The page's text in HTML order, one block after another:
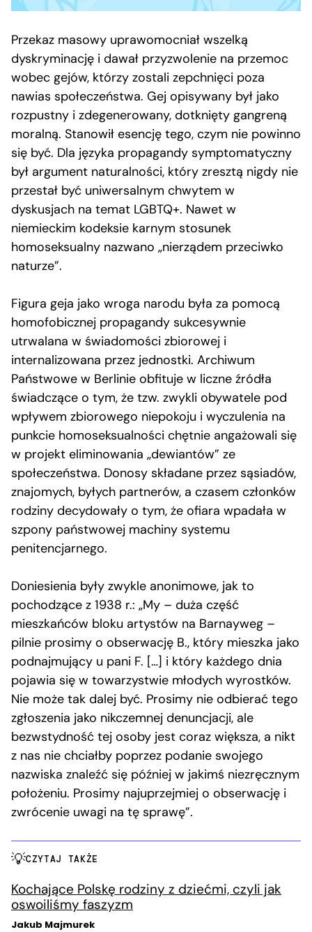
Przekaz masowy uprawomocniał wszelką
dyskryminację i dawał przyzwolenie na przemoc
wobec gejów, którzy zostali zepchnięci poza
nawias społeczeństwa. Gej opisywany był jako
rozpustny i zdegenerowany, dotknięty gangreną
moralną. Stanowił esencję tego, czym nie powinno
się być. Dla języka propagandy symptomatyczny
był argument naturalności, który zresztą nigdy nie
przestał być uniwersalnym chwytem w
dyskusjach na temat LGBTQ+. Nawet w
niemieckim kodeksie karnym stosunek
homoseksualny nazwano „nierządem przeciwko
naturze”.
Figura geja jako wroga narodu była za pomocą
homofobicznej propagandy sukcesywnie
utrwalana w świadomości zbiorowej i
internalizowana przez jednostki. Archiwum
Państwowe w Berlinie obfituje w liczne źródła
świadczące o tym, że tzw. zwykli obywatele pod
wpływem zbiorowego niepokoju i wyczulenia na
punkcie homoseksualności chętnie angażowali się
w projekt eliminowania „dewiantów” ze
społeczeństwa. Donosy składane przez sąsiadów,
znajomych, byłych partnerów, a czasem członków
rodziny decydowały o tym, że ofiara wpadała w
szpony państwowej machiny systemu
penitencjarnego.
Doniesienia były zwykle anonimowe, jak to
pochodzące z 1938 r.: „My – duża część
mieszkańców bloku artystów na Barnayweg –
pilnie prosimy o obserwację B., który mieszka jako
podnajmujący u pani F. […] i który każdego dnia
pojawia się w towarzystwie młodych wyrostków.
Nie może tak dalej być. Prosimy nie odbierać tego
zgłoszenia jako nikczemnej denuncjacji, ale
bezwstydność tej osoby jest coraz większa, a nikt
z nas nie chciałby poprzez podanie swojego
nazwiska znaleźć się później w jakimś niezręcznym
położeniu. Prosimy najuprzejmiej o obserwację i
zwrócenie uwagi na tę sprawę”.
CZYTAJ TAKŻE
Kochające Polskę rodziny z dziećmi, czyli jak
oswoiliśmy faszyzm
Jakub Majmurek